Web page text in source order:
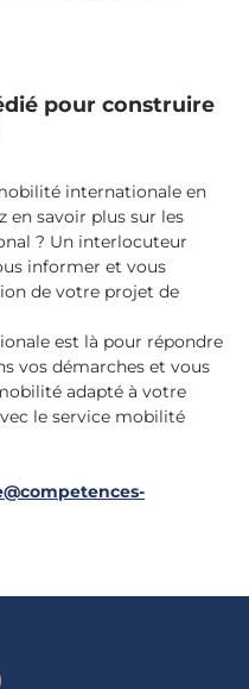
pour construire
internationale en
en savoir plus sur les
? Un interlocuteur
informer et vous
de votre projet de
est là pour répondre
vos démarches et vous
adapté à votre
le service mobilité